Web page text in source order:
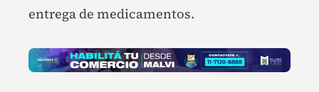
entrega de medicamentos.